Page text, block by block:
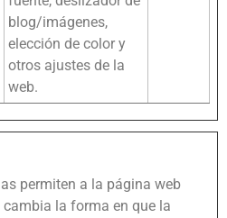
blog/imágenes,
elección de color y
otros ajustes de la
web.
permiten a la página web
la forma en que la